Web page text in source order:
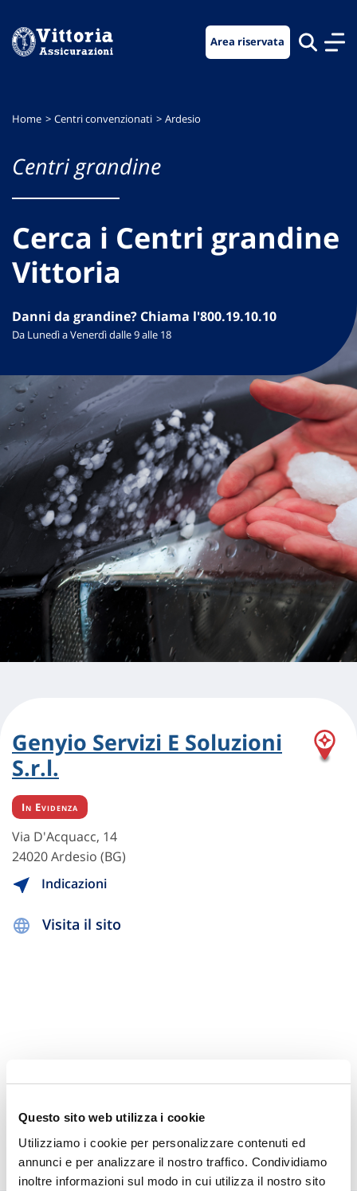
Questo sito web utilizza i cookie
Utilizziamo i cookie per personalizzare contenuti ed
annunci e per analizzare il nostro traffico. Condividiamo
inoltre informazioni sul modo in cui utilizza il nostro sito
menu
contenuto
footer
Area riservata
Home Centri convenzionati Ardesio
Centri grandine
Cerca i Centri grandine
Vittoria
Danni da grandine? Chiama l'800.19.10.10
Da Lunedì a Venerdì dalle 9 alle 18
Genyio Servizi E Soluzioni
S.r.l.
In Evidenza
Via D'Acquacc, 14
24020 Ardesio (BG)
Indicazioni
Visita il sito
Hai bisogno di
informazioni?
Trova l'Agenzia più vicina a te e parla con